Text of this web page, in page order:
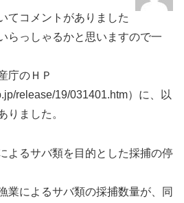
てコメントがありました
らっしゃるかと思いますので一
庁のＨＰ
release/19/031401.htm）に、以
りました。
よるサバ類を目的とした採捕の停
によるサバ類の採捕数量が、同